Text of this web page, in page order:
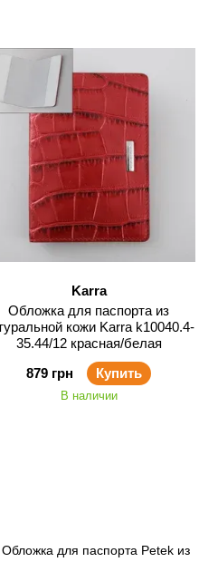
Karra
Обложка для паспорта из
кожи Karra k10040.4-
35.44/12 красная/белая
879 грн
Купить
В наличии